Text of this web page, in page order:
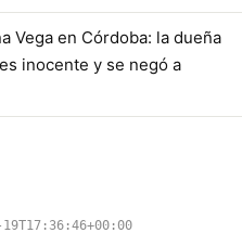
Vega en Córdoba: la dueña
inocente y se negó a